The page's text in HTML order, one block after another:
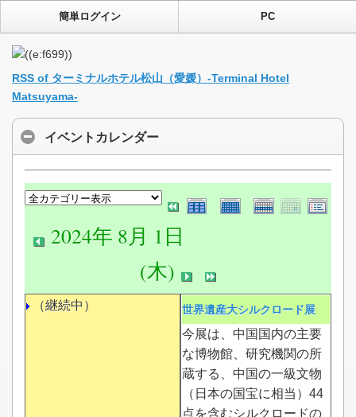
簡単ログイン PC
RSS of ターミナルホテル松山（愛媛）-Terminal Hotel
Matsuyama-
イベントカレンダー
2024年 8月 1日
(木)
（継続中） 世界遺産大シルクロード展
今展は、中国国内の主要
な博物館、研究機関の所
蔵する、中国の一級文物
（日本の国宝に相当）44
点を含むシルクロードの